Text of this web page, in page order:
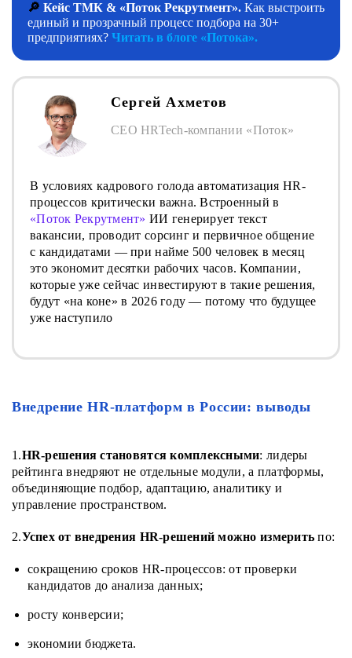
🔎 Кейс ТМК & «Поток Рекрутмент». Как выстроить
единый и прозрачный процесс подбора на 30+
предприятиях? Читать в блоге «Потока».
Сергей Ахметов
CEO HRTech-компании «Поток»
В условиях кадрового голода автоматизация HR-
процессов критически важна. Встроенный в
«Поток Рекрутмент» ИИ генерирует текст
вакансии, проводит сорсинг и первичное общение
с кандидатами — при найме 500 человек в месяц
это экономит десятки рабочих часов. Компании,
которые уже сейчас инвестируют в такие решения,
будут «на коне» в 2026 году — потому что будущее
уже наступило
Внедрение HR-платформ в России: выводы
1.HR-решения становятся комплексными: лидеры
рейтинга внедряют не отдельные модули, а платформы,
объединяющие подбор, адаптацию, аналитику и
управление пространством.
2.Успех от внедрения HR-решений можно измерить по:
сокращению сроков HR-процессов: от проверки
кандидатов до анализа данных;
росту конверсии;
экономии бюджета.